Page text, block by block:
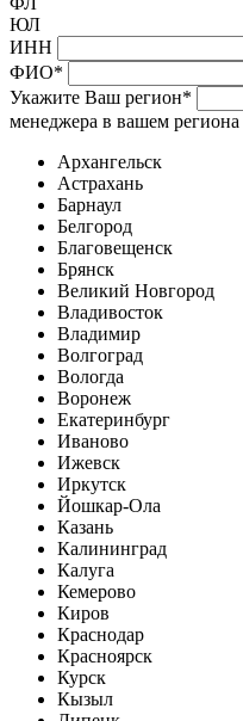
ЮЛ
ИНН
ФИО*
Укажите Ваш регион*
менеджера в вашем региона
Архангельск
Астрахань
Барнаул
Белгород
Благовещенск
Брянск
Великий Новгород
Владивосток
Владимир
Волгоград
Вологда
Воронеж
Екатеринбург
Иваново
Ижевск
Иркутск
Йошкар-Ола
Казань
Калининград
Калуга
Кемерово
Киров
Краснодар
Красноярск
Курск
Кызыл